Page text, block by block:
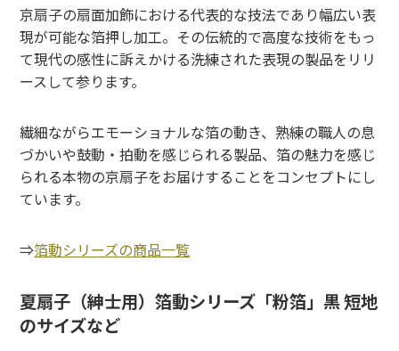
京扇子の扇面加飾における代表的な技法であり幅広い表
現が可能な箔押し加工。その伝統的で高度な技術をもっ
て現代の感性に訴えかける洗練された表現の製品をリリ
ースして参ります。
繊細ながらエモーショナルな箔の動き、熟練の職人の息
づかいや鼓動・拍動を感じられる製品、箔の魅力を感じ
られる本物の京扇子をお届けすることをコンセプトにし
ています。
⇒箔動シリーズの商品一覧
夏扇子（紳士用）箔動シリーズ「粉箔」黒 短地
のサイズなど